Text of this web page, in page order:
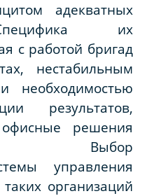
адекватных
их
с работой бригад
нестабильным
необходимостью
результатов,
решения
Выбор
управления
организаций